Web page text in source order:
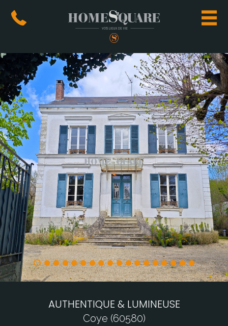
AUTHENTIQUE & LUMINEUSE
Coye (60580)